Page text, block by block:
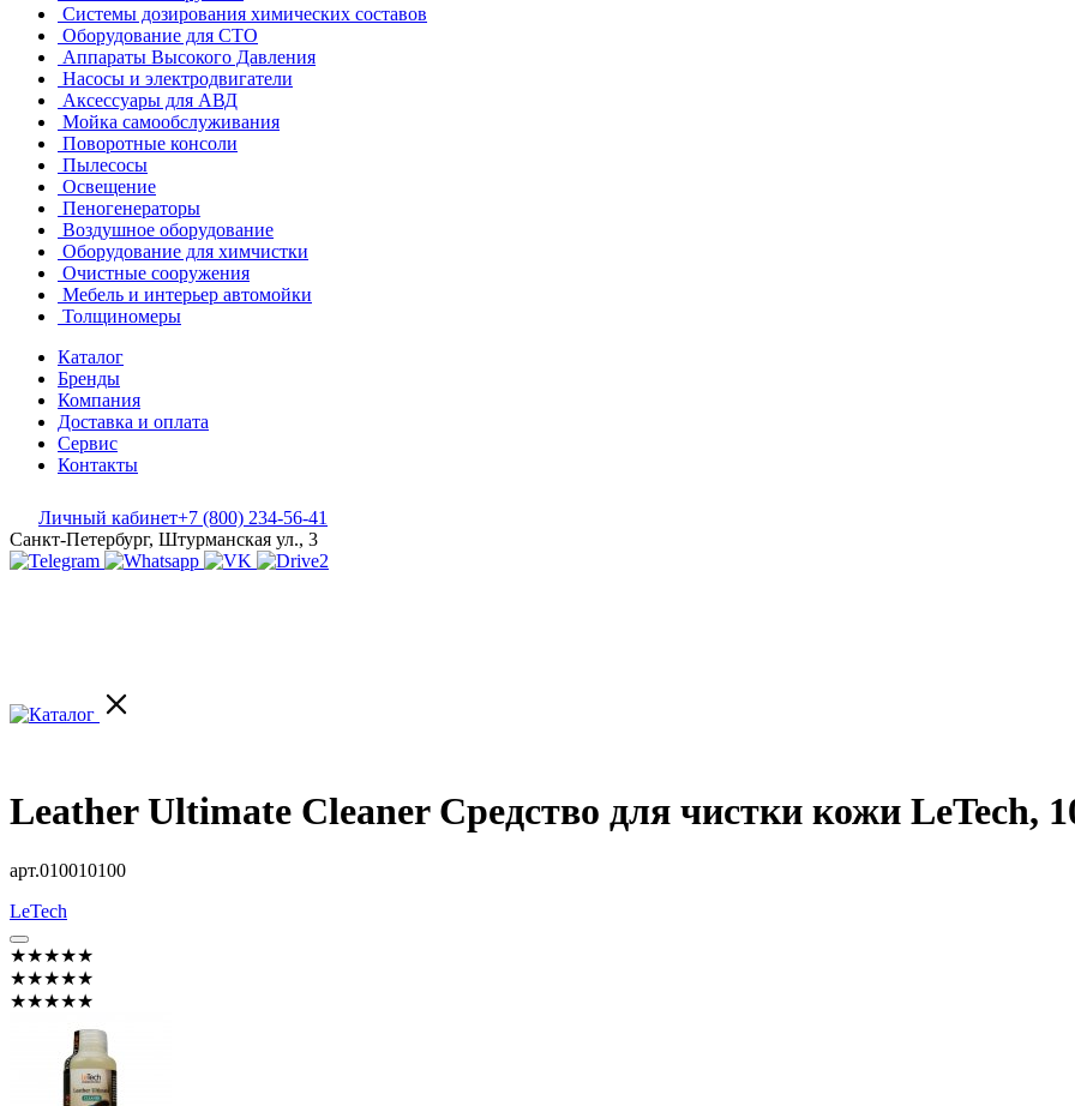
Системы дозирования химических составов
Оборудование для СТО
Аппараты Высокого Давления
Насосы и электродвигатели
Аксессуары для АВД
Мойка самообслуживания
Поворотные консоли
Пылесосы
Освещение
Пеногенераторы
Воздушное оборудование
Оборудование для химчистки
Очистные сооружения
Мебель и интерьер автомойки
Толщиномеры
Каталог
Бренды
Компания
Доставка и оплата
Сервис
Контакты
Личный кабинет+7 (800) 234-56-41
Санкт-Петербург, Штурманская ул., 3
Leather Ultimate Cleaner Средство для чистки кожи LeTech,
арт.010010100
LeTech
★★★★★
★★★★★
★★★★★